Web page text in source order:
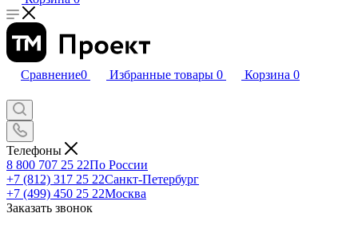
Сравнение0 Избранные товары 0 Корзина 0
Телефоны
8 800 707 25 22По России
+7 (812) 317 25 22Санкт-Петербург
+7 (499) 450 25 22Москва
Заказать звонок